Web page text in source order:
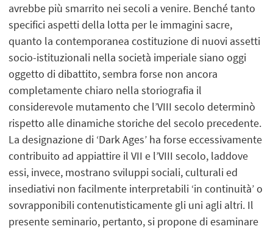
avrebbe più smarrito nei secoli a venire. Benché tanto
specifici aspetti della lotta per le immagini sacre,
quanto la contemporanea costituzione di nuovi assetti
socio-istituzionali nella società imperiale siano oggi
oggetto di dibattito, sembra forse non ancora
completamente chiaro nella storiografia il
considerevole mutamento che l’VIII secolo determinò
rispetto alle dinamiche storiche del secolo precedente.
La designazione di ‘Dark Ages’ ha forse eccessivamente
contribuito ad appiattire il VII e l’VIII secolo, laddove
essi, invece, mostrano sviluppi sociali, culturali ed
insediativi non facilmente interpretabili ‘in continuità’ o
sovrapponibili contenutisticamente gli uni agli altri. Il
presente seminario, pertanto, si propone di esaminare